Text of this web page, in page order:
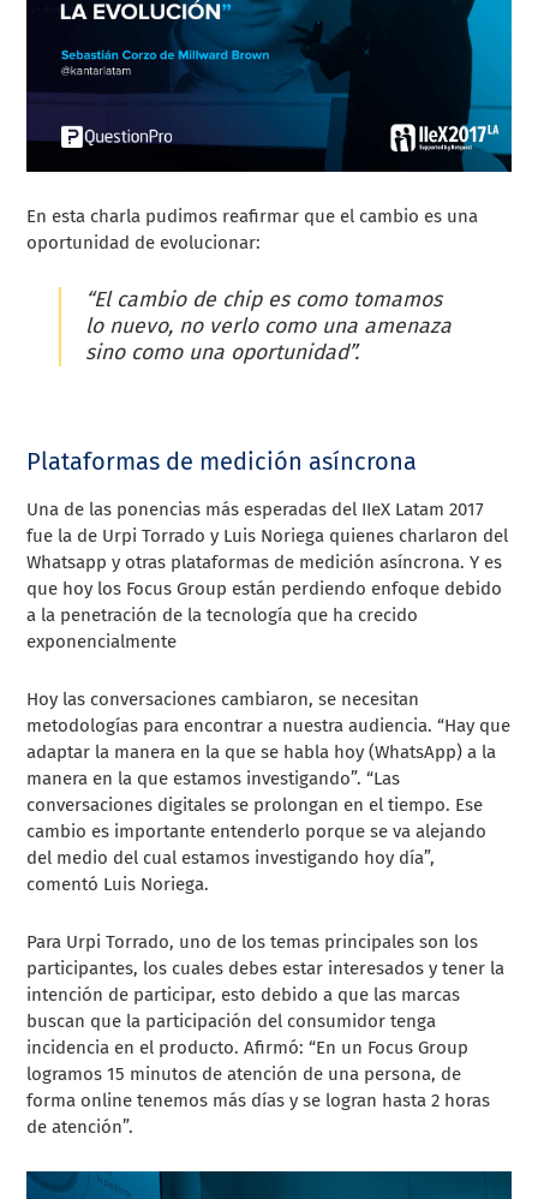
En esta charla pudimos reafirmar que el cambio es una
oportunidad de evolucionar:
“El cambio de chip es como tomamos
lo nuevo, no verlo como una amenaza
sino como una oportunidad”.
Plataformas de medición asíncrona
Una de las ponencias más esperadas del IIeX Latam 2017
fue la de Urpi Torrado y Luis Noriega quienes charlaron del
Whatsapp y otras plataformas de medición asíncrona. Y es
que hoy los Focus Group están perdiendo enfoque debido
a la penetración de la tecnología que ha crecido
exponencialmente
Hoy las conversaciones cambiaron, se necesitan
metodologías para encontrar a nuestra audiencia. “Hay que
adaptar la manera en la que se habla hoy (WhatsApp) a la
manera en la que estamos investigando”. “Las
conversaciones digitales se prolongan en el tiempo. Ese
cambio es importante entenderlo porque se va alejando
del medio del cual estamos investigando hoy día”,
comentó Luis Noriega.
Para Urpi Torrado, uno de los temas principales son los
participantes, los cuales debes estar interesados y tener la
intención de participar, esto debido a que las marcas
buscan que la participación del consumidor tenga
incidencia en el producto. Afirmó: “En un Focus Group
logramos 15 minutos de atención de una persona, de
forma online tenemos más días y se logran hasta 2 horas
de atención”.